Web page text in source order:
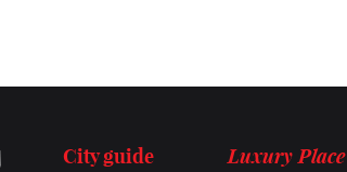
City guide
Luxury Place